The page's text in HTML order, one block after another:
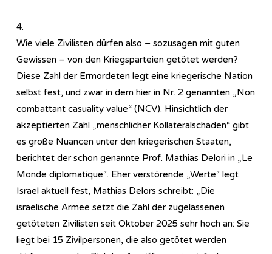
4.
Wie viele Zivilisten dürfen also – sozusagen mit guten
Gewissen – von den Kriegsparteien getötet werden?
Diese Zahl der Ermordeten legt eine kriegerische Nation
selbst fest, und zwar in dem hier in Nr. 2 genannten „Non
combattant casuality value“ (NCV). Hinsichtlich der
akzeptierten Zahl „menschlicher Kollateralschäden“ gibt
es große Nuancen unter den kriegerischen Staaten,
berichtet der schon genannte Prof. Mathias Delori in „Le
Monde diplomatique“. Eher verstörende „Werte“ legt
Israel aktuell fest, Mathias Delors schreibt: „Die
israelische Armee setzt die Zahl der zugelassenen
getöteten Zivilisten seit Oktober 2025 sehr hoch an: Sie
liegt bei 15 Zivilpersonen, die also getötet werden